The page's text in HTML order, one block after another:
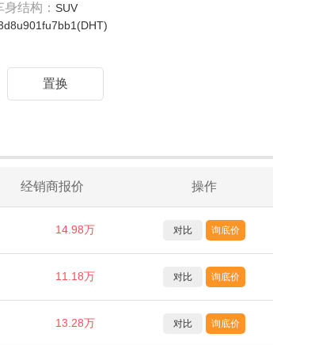
身结构： SUV
置换
经销商报价 操作
14.98万 对比 询底价
11.18万 对比 询底价
13.28万 对比 询底价